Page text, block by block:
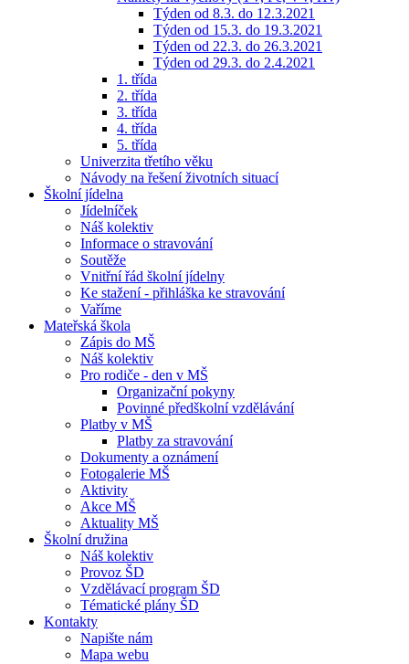
Týden od 8.3. do 12.3.2021
Týden od 15.3. do 19.3.2021
Týden od 22.3. do 26.3.2021
Týden od 29.3. do 2.4.2021
1. třída
2. třída
3. třída
4. třída
5. třída
Univerzita třetího věku
Návody na řešení životních situací
Školní jídelna
Jídelníček
Náš kolektiv
Informace o stravování
Soutěže
Vnitřní řád školní jídelny
Ke stažení - přihláška ke stravování
Vaříme
Mateřská škola
Zápis do MŠ
Náš kolektiv
Pro rodiče - den v MŠ
Organizační pokyny
Povinné předškolní vzdělávání
Platby v MŠ
Platby za stravování
Dokumenty a oznámení
Fotogalerie MŠ
Aktivity
Akce MŠ
Aktuality MŠ
Školní družina
Náš kolektiv
Provoz ŠD
Vzdělávací program ŠD
Tématické plány ŠD
Kontakty
Napište nám
Mapa webu